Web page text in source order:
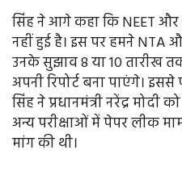
सिंह ने आगे कहा कि NEET और
नहीं हुई है। इस पर हमने NTA
उनके सुझाव 8 या 10 तारीख
अपनी रिपोर्ट बना पाएंगे।
सिंह ने प्रधानमंत्री नरेंद्र मोदी
अन्य परीक्षाओं में पेपर लीक
मांग की थी।